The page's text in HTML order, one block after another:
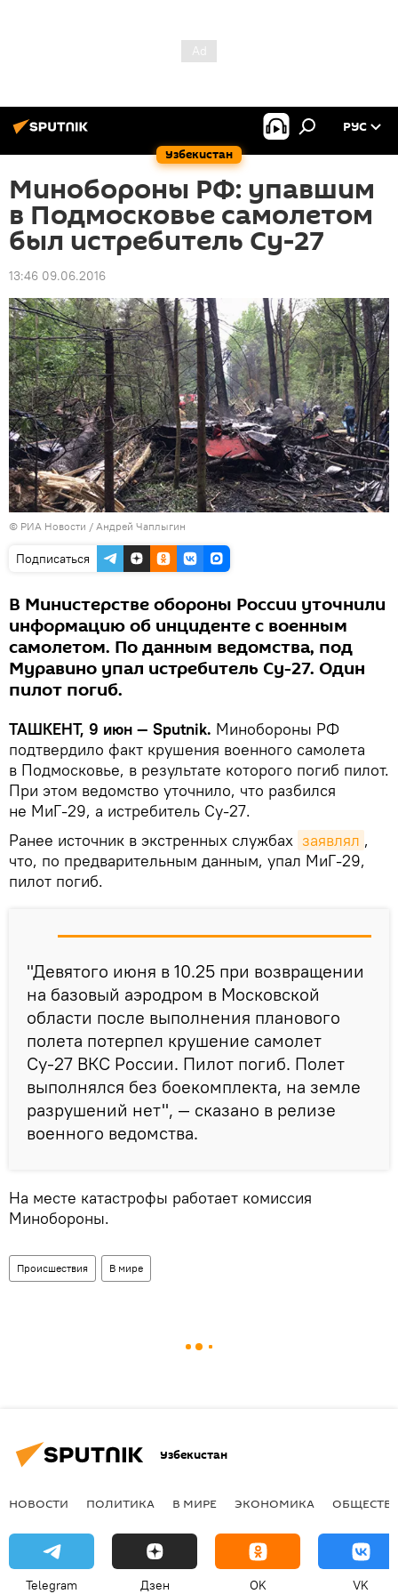
Узбекистан
РУС
Минобороны РФ: упавшим
в Подмосковье самолетом
был истребитель Су-27
13:46 09.06.2016
© РИА Новости / Андрей Чаплыгин
Подписаться
В Министерстве обороны России уточнили
информацию об инциденте с военным
самолетом. По данным ведомства, под
Муравино упал истребитель Су-27. Один
пилот погиб.
ТАШКЕНТ, 9 июн — Sputnik. Минобороны РФ
подтвердило факт крушения военного самолета
в Подмосковье, в результате которого погиб пилот.
При этом ведомство уточнило, что разбился
не МиГ-29, а истребитель Су-27.
Ранее источник в экстренных службах заявлял ,
что, по предварительным данным, упал МиГ-29,
пилот погиб.
"Девятого июня в 10.25 при возвращении
на базовый аэродром в Московской
области после выполнения планового
полета потерпел крушение самолет
Су-27 ВКС России. Пилот погиб. Полет
выполнялся без боекомплекта, на земле
разрушений нет", — сказано в релизе
военного ведомства.
На месте катастрофы работает комиссия
Минобороны.
Происшествия В мире
Узбекистан
НОВОСТИ ПОЛИТИКА В МИРЕ ЭКОНОМИКА
Telegram Дзен OK VK